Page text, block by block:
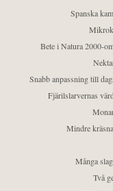
Spanska
Bete i Natura 2000-
Snabb anpassning till
Fjärilslarvernas
Mindre
Många
Två